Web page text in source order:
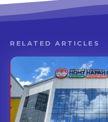
RELATED ARTICLES